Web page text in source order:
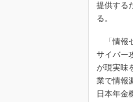
提供する
る。
「情報
サイバー
が現実味
業で情報
日本年金